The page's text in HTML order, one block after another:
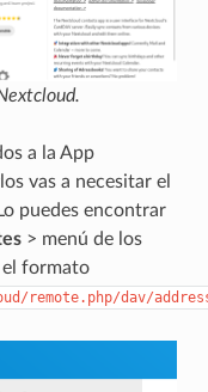
a la App
vas a necesitar el
puedes encontrar
> menú de los
el formato
remote.php/dav/